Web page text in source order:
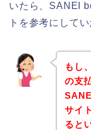
いたら、SANEI
トを参考にして
もし
の支
サイ
ると